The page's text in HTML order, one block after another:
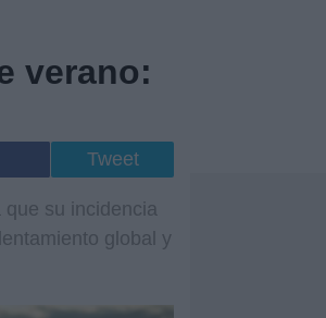
verano:
Tweet
que su incidencia
global y